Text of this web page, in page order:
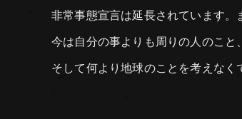
非常事態宣言は延長されています。
今は自分の事よりも周りの人のこと
そして何より地球のことを考えなく